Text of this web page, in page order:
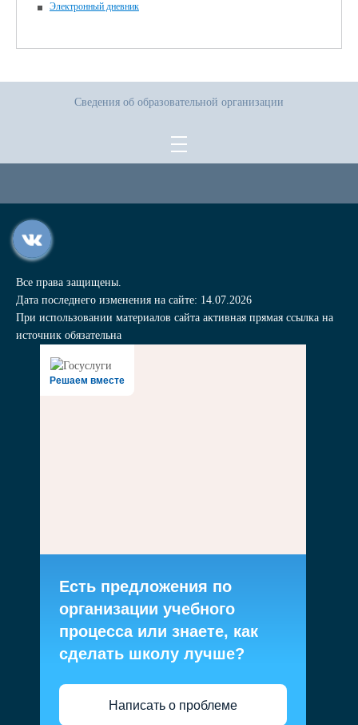
Электронный дневник
Сведения об образовательной организации
Все права защищены.
Дата последнего изменения на сайте: 14.07.2026
При использовании материалов сайта активная прямая ссылка на
источник обязательна
Решаем вместе
Есть предложения по
организации учебного
процесса или знаете, как
сделать школу лучше?
Написать о проблеме